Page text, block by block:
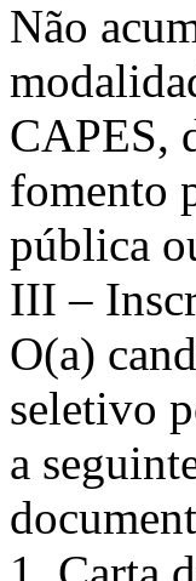
Não
CAPES,
fomento
pública
III –
O(a)
seletivo
a